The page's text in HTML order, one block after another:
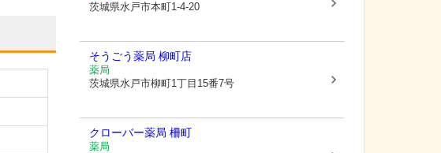
茨城県水戸市本町1-4-20
そうごう薬局 柳町店
薬局
茨城県水戸市柳町1丁目15番7号
クローバー薬局 柵町
薬局